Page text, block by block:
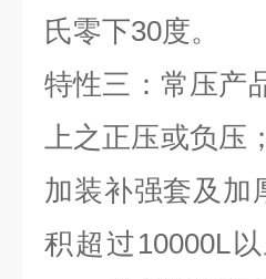
氏零下30度。
特性三：常压产
上之正压或负压
加装补强套及加
积超过10000L